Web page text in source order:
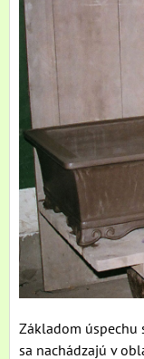
Základom úspechu
sa nachádzajú v